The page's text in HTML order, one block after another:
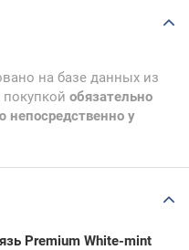
на базе данных из
покупкой обязательно
у
Premium White-mint